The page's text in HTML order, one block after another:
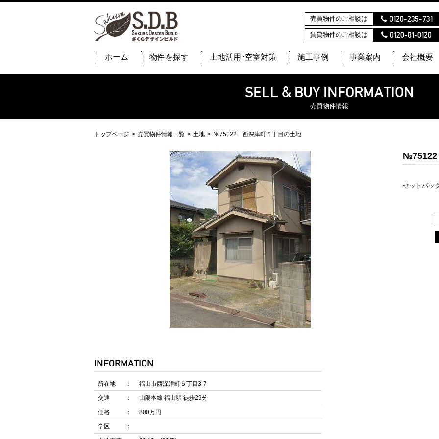
売買物件のご相談は 0120-235-731
賃貸物件のご相談は 0120-81-0120
ホーム 物件を探す 土地活用･空室対策 施工事例 事業案内 会社概要
SELL & BUY INFORMATION
売買物件情報
トップページ 売買物件情報一覧 土地 №75122 西深津町５丁目の土地
№75122
セットバッ
INFORMATION
所在地 福山市西深津町５丁目3-7
交通 山陽本線 福山駅 徒歩29分
価格 800万円
学区